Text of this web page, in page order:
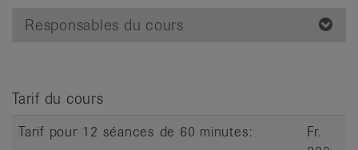
Responsables du cours
Tarif du cours
Tarif pour 12 séances de 60 minutes:
Fr.